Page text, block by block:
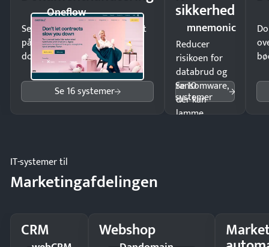
Oneflow
Send kontrakter til underskrift
på minutter og mist ingen
dokumenter.
Se 16 systemer
sikkerhed
mnemonic
Reducer
risikoen for
databrud og
ransomware,
der kan
lamme
Se 10
systemer
IT-systemer til
Marketingafdelingen
CRM Webshop